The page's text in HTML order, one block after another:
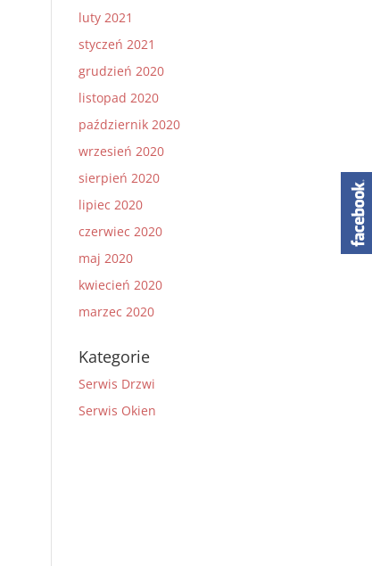
luty 2021
styczeń 2021
grudzień 2020
listopad 2020
październik 2020
wrzesień 2020
sierpień 2020
lipiec 2020
czerwiec 2020
maj 2020
kwiecień 2020
marzec 2020
Kategorie
Serwis Drzwi
Serwis Okien